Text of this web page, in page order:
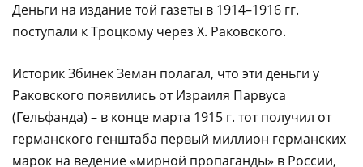
Деньги на издание той газеты в 1914–1916 гг.
поступали к Троцкому через Х. Раковского.
Историк Збинек Земан полагал, что эти деньги у
Раковского появились от Израиля Парвуса
(Гельфанда) – в конце марта 1915 г. тот получил от
германского генштаба первый миллион германских
марок на ведение «мирной пропаганды» в России,